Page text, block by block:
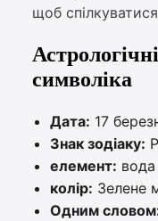
щоб
символіка
Дата: 17
Знак зодіаку:
елемент: вода
колір: Зелене
Одним